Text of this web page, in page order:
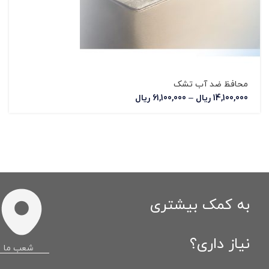
محافظ ضد آب تشک
14,100,000 ریال –
61,100,000 ریال
به کمک بیشتری
نیاز داری؟
شعب ما